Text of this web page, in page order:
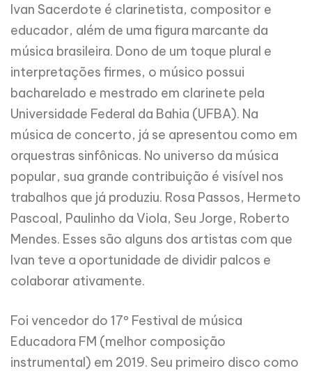
Ivan Sacerdote é clarinetista, compositor e
educador, além de uma figura marcante da
música brasileira. Dono de um toque plural e
interpretações firmes, o músico possui
bacharelado e mestrado em clarinete pela
Universidade Federal da Bahia (UFBA). Na
música de concerto, já se apresentou como em
orquestras sinfônicas. No universo da música
popular, sua grande contribuição é visível nos
trabalhos que já produziu. Rosa Passos, Hermeto
Pascoal, Paulinho da Viola, Seu Jorge, Roberto
Mendes. Esses são alguns dos artistas com que
Ivan teve a oportunidade de dividir palcos e
colaborar ativamente.
Foi vencedor do 17º Festival de música
Educadora FM (melhor composição
instrumental) em 2019. Seu primeiro disco como